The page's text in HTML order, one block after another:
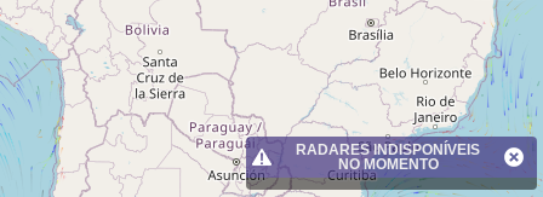
RADARES INDISPONÍVEIS
NO MOMENTO